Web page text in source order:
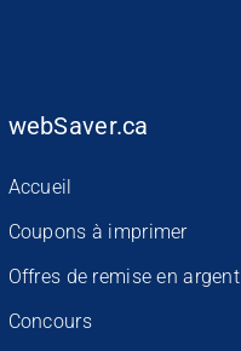
webSaver.ca
Accueil
Coupons à imprimer
Offres de remise en argent
Concours